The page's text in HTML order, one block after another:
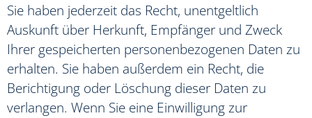
Sie haben jederzeit das Recht, unentgeltlich
Auskunft über Herkunft, Empfänger und Zweck
Ihrer gespeicherten personenbezogenen Daten zu
erhalten. Sie haben außerdem ein Recht, die
Berichtigung oder Löschung dieser Daten zu
verlangen. Wenn Sie eine Einwilligung zur